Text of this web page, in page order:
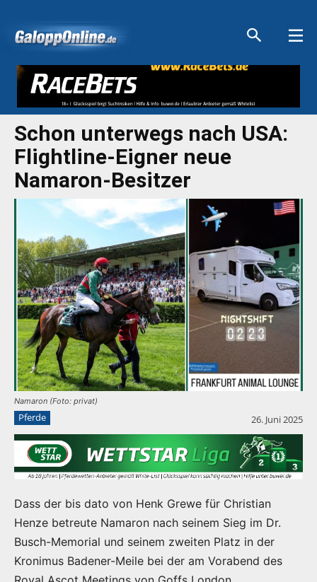
Schon unterwegs nach USA:
Flightline-Eigner neue
Namaron-Besitzer
Namaron (Foto: privat)
Pferde 26. Juni 2025
Dass der bis dato von Henk Grewe für Christian
Henze betreute Namaron nach seinem Sieg im Dr.
Busch-Memorial und seinem zweiten Platz in der
Kronimus Badener-Meile bei der am Vorabend des